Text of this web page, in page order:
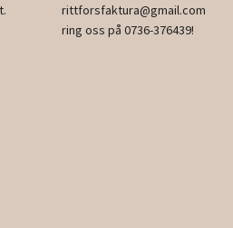
rittforsfaktura@gmail.com
ring oss på 0736-376439!